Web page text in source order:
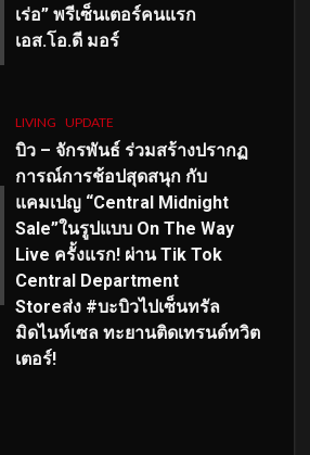
เร่อ” พรีเซ็นเตอร์คนแรก
เอส.โอ.ดี มอร์
LIVING UPDATE
บิว – จักรพันธ์ ร่วมสร้างปรากฏ
การณ์การช้อปสุดสนุก กับ
แคมเปญ “Central Midnight
Sale”ในรูปแบบ On The Way
Live ครั้งแรก! ผ่าน Tik Tok
Central Department
Storeส่ง #บะบิวไปเซ็นทรัล
มิดไนท์เซล ทะยานติดเทรนด์ทวิต
เตอร์!